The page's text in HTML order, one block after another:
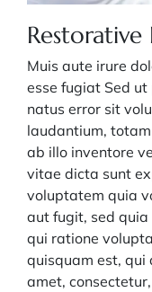
Muis aute irure
esse fugiat Sed
natus error sit
laudantium,
ab illo inventore
vitae dicta sunt
voluptatem quia
aut fugit, sed quia
qui ratione
quisquam est, qui
amet,